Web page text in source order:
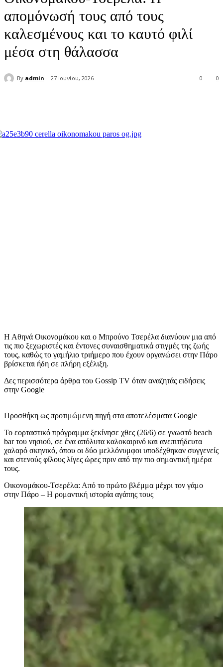
απομόνωσή τους από τους
καλεσμένους και το καυτό φιλί
μέσα στη θάλασσα
By admin 27 Ιουνίου, 2026 0
0
Η Αθηνά Οικονομάκου και ο Μπρούνο Τσερέλα διανύουν μια από
τις πιο ξεχωριστές και έντονες συναισθηματικά στιγμές της ζωής
τους, καθώς το γαμήλιο τριήμερο που έχουν οργανώσει στην Πάρο
βρίσκεται ήδη σε πλήρη εξέλιξη.
Δες περισσότερα άρθρα του Gossip TV όταν αναζητάς ειδήσεις
στην Google
Προσθήκη ως προτιμώμενη πηγή στα αποτελέσματα Google
Το εορταστικό πρόγραμμα ξεκίνησε χθες (26/6) σε γνωστό beach
bar του νησιού, σε ένα απόλυτα καλοκαιρινό και ανεπιτήδευτα
χαλαρό σκηνικό, όπου οι δύο μελλόνυμφοι υποδέχθηκαν συγγενείς
και στενούς φίλους λίγες ώρες πριν από την πιο σημαντική ημέρα
τους.
Οικονομάκου-Τσερέλα: Από το πρώτο βλέμμα μέχρι τον γάμο
στην Πάρο – Η ρομαντική ιστορία αγάπης τους